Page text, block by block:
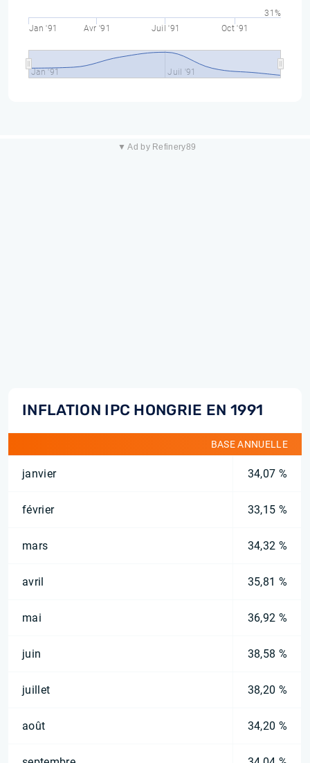
Jan '91 Avr '91 Juil '91 Oct '91
Jan '91 Juil '91
31%
▼ Ad by Refinery89
INFLATION IPC HONGRIE EN 1991
BASE ANNUELLE
janvier 34,07 %
février 33,15 %
mars 34,32 %
avril 35,81 %
mai 36,92 %
juin 38,58 %
juillet 38,20 %
août 34,20 %